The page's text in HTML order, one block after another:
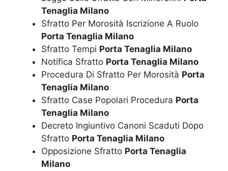
Tenaglia Milano
Sfratto Per Morosità Iscrizione A Ruolo
Porta Tenaglia Milano
Sfratto Tempi Porta Tenaglia Milano
Notifica Sfratto Porta Tenaglia Milano
Procedura Di Sfratto Per Morosità Porta
Tenaglia Milano
Sfratto Case Popolari Procedura Porta
Tenaglia Milano
Decreto Ingiuntivo Canoni Scaduti Dopo
Sfratto Porta Tenaglia Milano
Opposizione Sfratto Porta Tenaglia
Milano